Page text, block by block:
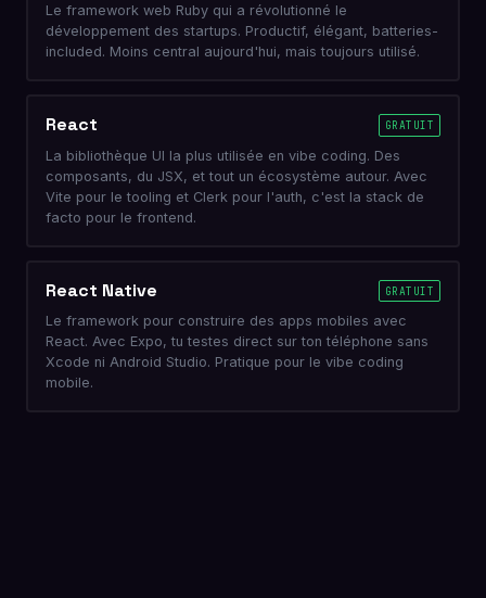
Le framework web Ruby qui a révolutionné le
développement des startups. Productif, élégant, batteries-
included. Moins central aujourd'hui, mais toujours utilisé.
React GRATUIT
La bibliothèque UI la plus utilisée en vibe coding. Des
composants, du JSX, et tout un écosystème autour. Avec
Vite pour le tooling et Clerk pour l'auth, c'est la stack de
facto pour le frontend.
React Native GRATUIT
Le framework pour construire des apps mobiles avec
React. Avec Expo, tu testes direct sur ton téléphone sans
Xcode ni Android Studio. Pratique pour le vibe coding
mobile.